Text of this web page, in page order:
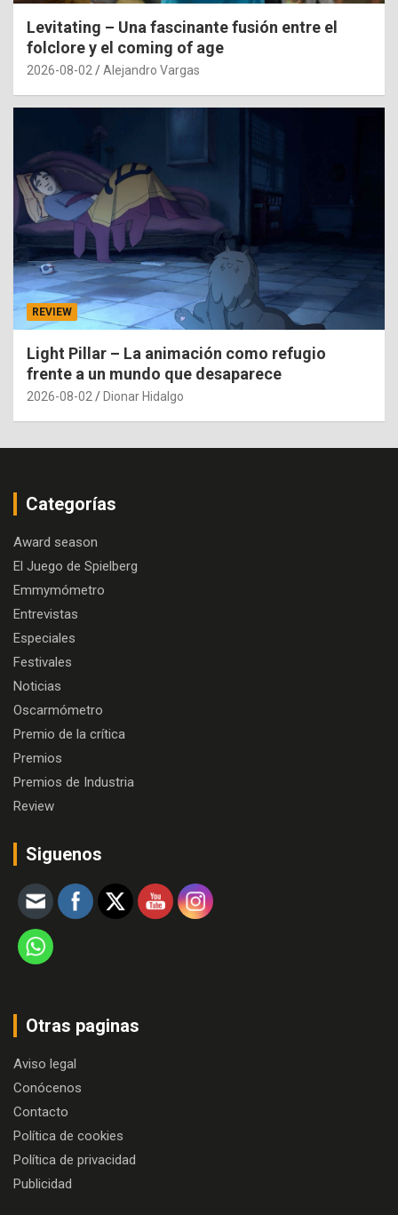
Levitating – Una fascinante fusión entre el
folclore y el coming of age
2026-08-02 Alejandro Vargas
REVIEW
Light Pillar – La animación como refugio
frente a un mundo que desaparece
2026-08-02 Dionar Hidalgo
Categorías
Award season
El Juego de Spielberg
Emmymómetro
Entrevistas
Especiales
Festivales
Noticias
Oscarmómetro
Premio de la crítica
Premios
Premios de Industria
Review
Siguenos
Otras paginas
Aviso legal
Conócenos
Contacto
Política de cookies
Política de privacidad
Publicidad